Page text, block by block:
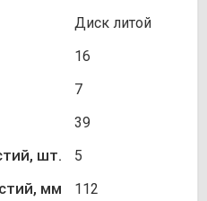
Диск литой
16
7
39
шт. 5
мм 112